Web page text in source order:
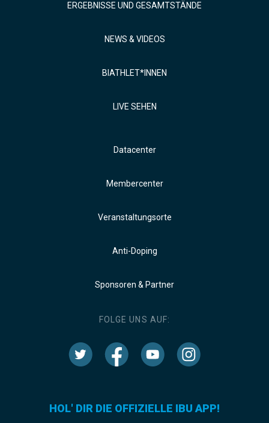
ERGEBNISSE UND GESAMTSTÄNDE
NEWS & VIDEOS
BIATHLET*INNEN
LIVE SEHEN
Datacenter
Membercenter
Veranstaltungsorte
Anti-Doping
Sponsoren & Partner
FOLGE UNS AUF:
HOL' DIR DIE OFFIZIELLE IBU APP!